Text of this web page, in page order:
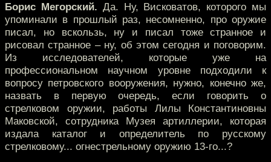
Борис Мегорский. Да. Ну, Висковатов, которого мы
упоминали в прошлый раз, несомненно, про оружие
писал, но вскользь, ну и писал тоже странное и
рисовал странное – ну, об этом сегодня и поговорим.
Из исследователей, которые уже на
профессиональном научном уровне подходили к
вопросу петровского вооружения, нужно, конечно же,
назвать в первую очередь, если говорить о
стрелковом оружии, работы Лилы Константиновны
Маковской, сотрудника Музея артиллерии, которая
издала каталог и определитель по русскому
стрелковому... огнестрельному оружию 13-го...?